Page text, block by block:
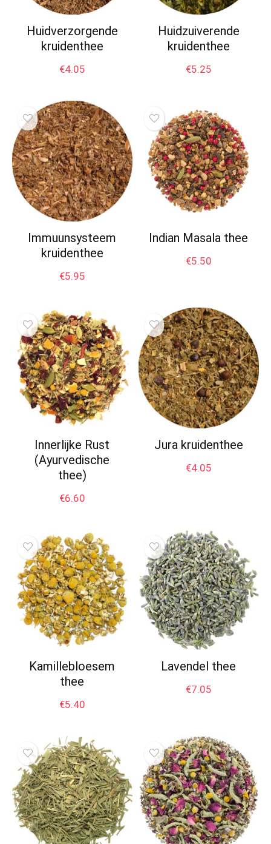
Huidverzorgende
kruidenthee
€4.05
Huidzuiverende
kruidenthee
€5.25
Immuunsysteem
kruidenthee
€5.95
Indian Masala thee
€5.50
Innerlijke Rust
(Ayurvedische
thee)
€6.60
Jura kruidenthee
€4.05
Kamillebloesem
thee
€5.40
Lavendel thee
€7.05